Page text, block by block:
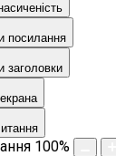
посилання
заголовки
100%